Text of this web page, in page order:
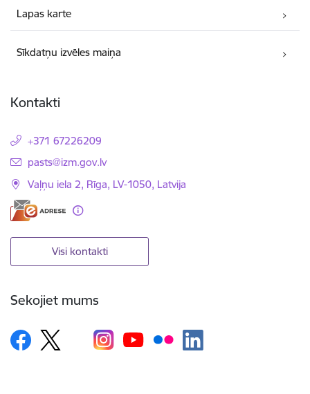
Lapas karte
Sīkdatņu izvēles maiņa
Kontakti
+371 67226209
E-pasts:
pasts@izm.gov.lv
Vaļņu iela 2, Rīga, LV-1050, Latvija
Visi kontakti
Sekojiet mums